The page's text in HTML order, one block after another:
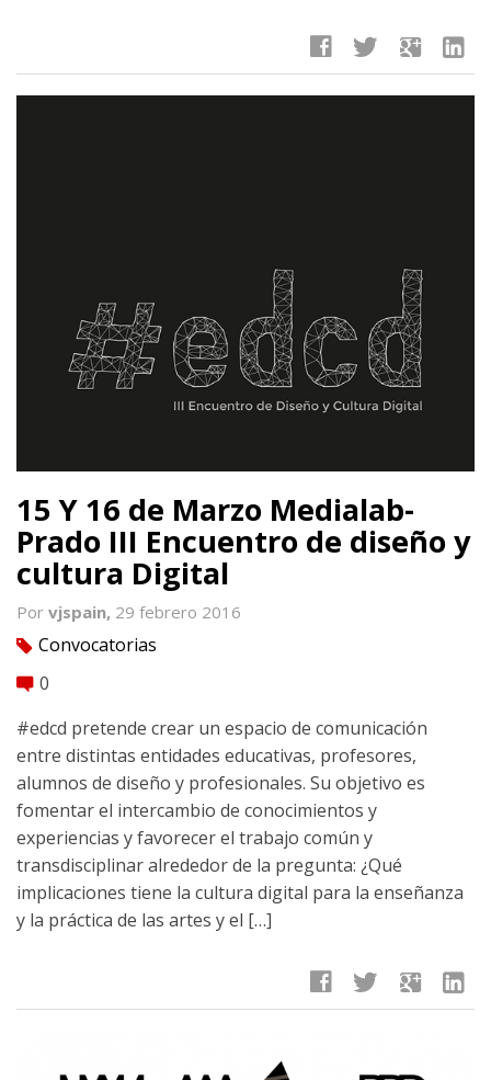
facebook twitter google linkedin
15 Y 16 de Marzo Medialab-
Prado III Encuentro de diseño y
cultura Digital
Por vjspain, 29 febrero 2016
tag Convocatorias
comment 0
#edcd pretende crear un espacio de comunicación
entre distintas entidades educativas, profesores,
alumnos de diseño y profesionales. Su objetivo es
fomentar el intercambio de conocimientos y
experiencias y favorecer el trabajo común y
transdisciplinar alrededor de la pregunta: ¿Qué
implicaciones tiene la cultura digital para la enseñanza
y la práctica de las artes y el […]
facebook twitter google linkedin